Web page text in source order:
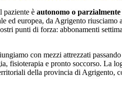
paziente è autonomo o
ed europea, da Agrigento riusciamo
punti di forza: abbonamenti
con mezzi attrezzati
e pronto soccorso. La
della provincia di Agrigento,